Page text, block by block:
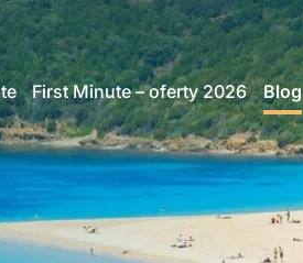
First Minute – oferty 2026 Blog